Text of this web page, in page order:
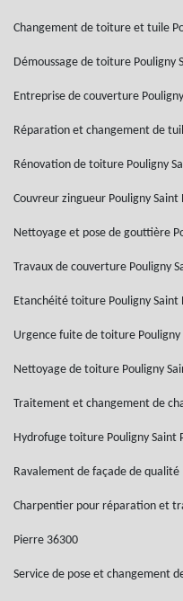
Changement de toiture et tuile
Démoussage de toiture Pouligny
Entreprise de couverture
Réparation et changement de
Rénovation de toiture Pouligny
Couvreur zingueur Pouligny Saint
Nettoyage et pose de gouttière
Travaux de couverture Pouligny
Etanchéité toiture Pouligny Saint
Urgence fuite de toiture Pouligny
Nettoyage de toiture Pouligny
Traitement et changement de
Hydrofuge toiture Pouligny Saint
Ravalement de façade de
Charpentier pour réparation et
Pierre 36300
Service de pose et changement